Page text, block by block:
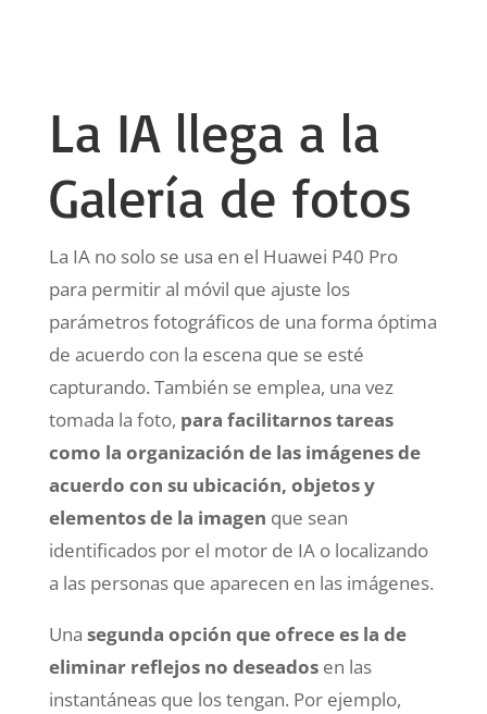
La IA llega a la
Galería de fotos
La IA no solo se usa en el Huawei P40 Pro
para permitir al móvil que ajuste los
parámetros fotográficos de una forma óptima
de acuerdo con la escena que se esté
capturando. También se emplea, una vez
tomada la foto, para facilitarnos tareas
como la organización de las imágenes de
acuerdo con su ubicación, objetos y
elementos de la imagen que sean
identificados por el motor de IA o localizando
a las personas que aparecen en las imágenes.
Una segunda opción que ofrece es la de
eliminar reflejos no deseadosen las
instantáneas que los tengan. Por ejemplo,